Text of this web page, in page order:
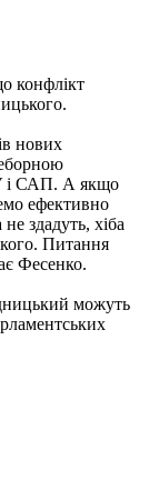
конфлікт
нових
і САП. А якщо
ефективно
здадуть, хіба
Питання
Фесенко.
можуть